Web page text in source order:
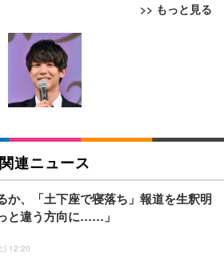
>> もっと見る
オフィスチェア 椅子 テレワーク 疲れな
げ式アームレスト コンパクト 約105度ロッ
事務椅子 360度回転 座面昇降 強化ナイロ
ース 通気性メッシュ 在宅ワーク H-WY01
+黒足)
オフィスチェア／デスクチェア メッシ
人間工学 疲れない ブラック
フィスチェア デスクチェア 疲れない テレ
ア 強化バックレスト 30度ロッキング機
学 椅子 腰サポート 90度跳ね上げ式アーム
ネス向けプレミアムモニター | FlexScan
WT | 31.5型4K UHD・USB Type-C・ホワ
ネス向けプレミアムモニター | FlexScan
27"ゲーミングモニター DualSense 充電
（CFI-ZDM1J）
ーシック ペットシーツ 薄型 レギュラー 1
無香料 ホワイト 300枚
ーシック ペットシーツ 厚型 ワイド 42枚
) ホワイト(吸収面:ライトブルー)
ライフ ネオ・オムツ L 中型犬用 26枚入
関連ニュース
か、「土下座で寝落ち」報道を生釈明
と違う方向に……」
) 12:20